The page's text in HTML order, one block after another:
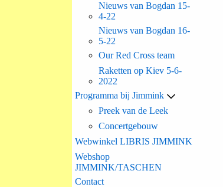
Nieuws van Bogdan 15-
4-22
Nieuws van Bogdan 16-
5-22
Our Red Cross team
Raketten op Kiev 5-6-
2022
Programma bij Jimmink
Preek van de Leek
Concertgebouw
Webwinkel LIBRIS JIMMINK
Webshop
JIMMINK/TASCHEN
Contact